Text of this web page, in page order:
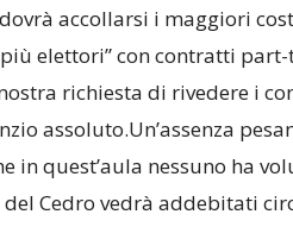
accollarsi i maggiori
elettori” con contratti
richiesta di rivedere i
assoluto.Un’assenza
in quest’aula nessuno ha
Cedro vedrà addebitati